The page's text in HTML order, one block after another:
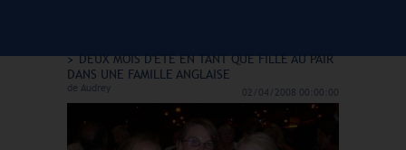
DEUX MOIS D'ÉTÉ EN TANT QUE FILLE AU PAIR
DANS UNE FAMILLE ANGLAISE
de Audrey 02/04/2008 00:00:00